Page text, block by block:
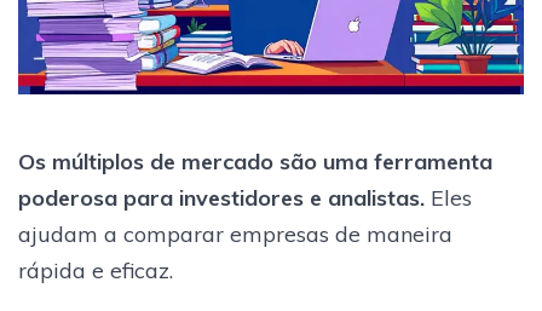
Os múltiplos de mercado são uma ferramenta
poderosa para investidores e analistas. Eles
ajudam a comparar empresas de maneira
rápida e eficaz.